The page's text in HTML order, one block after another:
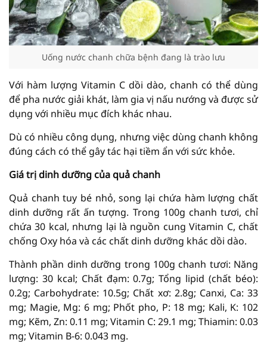
Uống nước chanh chữa bệnh đang là trào lưu
Với hàm lượng Vitamin C dồi dào, chanh có thể dùng
để pha nước giải khát, làm gia vị nấu nướng và được sử
dụng với nhiều mục đích khác nhau.
Dù có nhiều công dụng, nhưng việc dùng chanh không
đúng cách có thể gây tác hại tiềm ẩn với sức khỏe.
Giá trị dinh dưỡng của quả chanh
Quả chanh tuy bé nhỏ, song lại chứa hàm lượng chất
dinh dưỡng rất ấn tượng. Trong 100g chanh tươi, chỉ
chứa 30 kcal, nhưng lại là nguồn cung Vitamin C, chất
chống Oxy hóa và các chất dinh dưỡng khác dồi dào.
Thành phần dinh dưỡng trong 100g chanh tươi: Năng
lượng: 30 kcal; Chất đạm: 0.7g; Tổng lipid (chất béo):
0.2g; Carbohydrate: 10.5g; Chất xơ: 2.8g; Canxi, Ca: 33
mg; Magie, Mg: 6 mg; Phốt pho, P: 18 mg; Kali, K: 102
mg; Kẽm, Zn: 0.11 mg; Vitamin C: 29.1 mg; Thiamin: 0.03
mg; Vitamin B-6: 0.043 mg.